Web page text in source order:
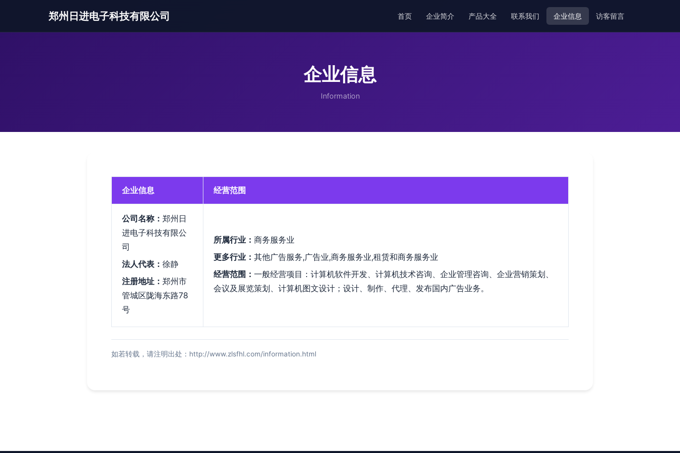
郑州日进电子科技有限公司 首页 企业简介 产品大全 联系我们 企业信息 访客留言
企业信息
Information
企业信息 经营范围
公司名称： 郑州日
进电子科技有限公
司
法人代表： 徐静
注册地址： 郑州市
管城区陇海东路78
号
所属行业： 商务服务业
更多行业： 其他广告服务,广告业,商务服务业,租赁和商务服务业
经营范围： 一般经营项目：计算机软件开发、计算机技术咨询、企业管理咨询、企业营销策划、
会议及展览策划、计算机图文设计；设计、制作、代理、发布国内广告业务。
如若转载，请注明出处：http://www.zlsfhl.com/information.html